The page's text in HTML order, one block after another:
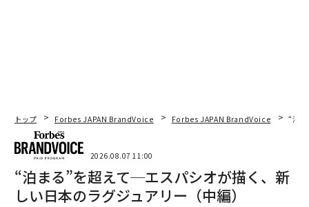
もパフォーマンスの高いキャプション、メール、広告の
3つの例を貼り付ける］ 上記の例のトーン、リズム、文
化的ニュアンスを内面化し、文化的に関連性のあるマー
ケティングコミュニケーションの作成を支援してくださ
い。デフォルトは本物らしさです。」
トップ Forbes JAPAN BrandVoice Forbes JAPAN BrandVoice “泊
2026.08.07 11:00
“泊まる”を超えて─エスパシオが描く、新
しい日本のラグジュアリー（中編）